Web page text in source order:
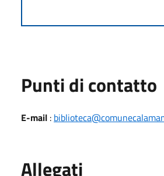
Punti di contatto
E-mail :
Allegati